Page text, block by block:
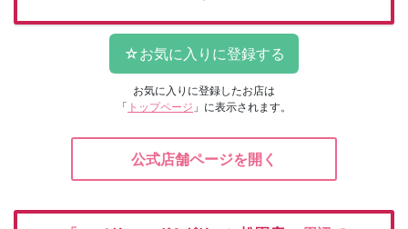
お気に入りに登録したお店は
「 トップページ 」に表示されます。
公式店舗ページを開く